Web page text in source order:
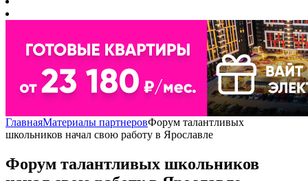
ГлавнаяМатериалы партнеровФорум талантливых
школьников начал свою работу в Ярославле
Форум талантливых школьников